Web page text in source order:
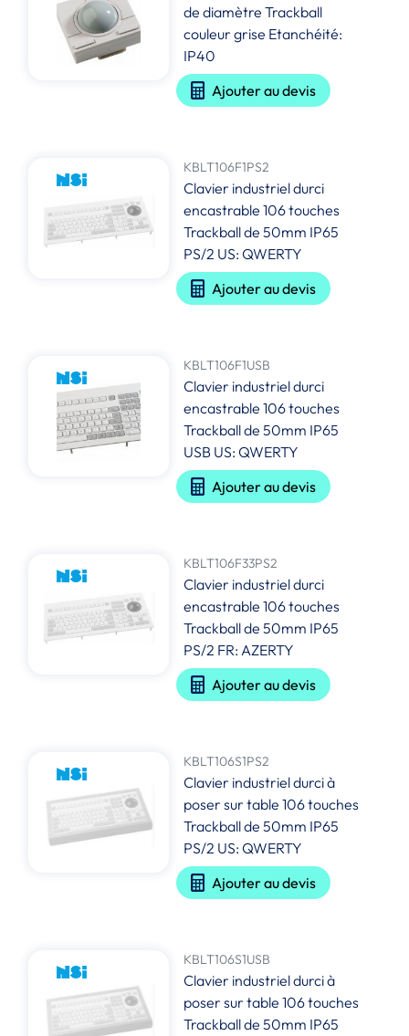
de diamètre Trackball
couleur grise Etanchéité:
IP40
Ajouter au devis
KBLT106F1PS2
Clavier industriel durci
encastrable 106 touches
Trackball de 50mm IP65
PS/2 US: QWERTY
Ajouter au devis
KBLT106F1USB
Clavier industriel durci
encastrable 106 touches
Trackball de 50mm IP65
USB US: QWERTY
Ajouter au devis
KBLT106F33PS2
Clavier industriel durci
encastrable 106 touches
Trackball de 50mm IP65
PS/2 FR: AZERTY
Ajouter au devis
KBLT106S1PS2
Clavier industriel durci à
poser sur table 106 touches
Trackball de 50mm IP65
PS/2 US: QWERTY
Ajouter au devis
KBLT106S1USB
Clavier industriel durci à
poser sur table 106 touches
Trackball de 50mm IP65